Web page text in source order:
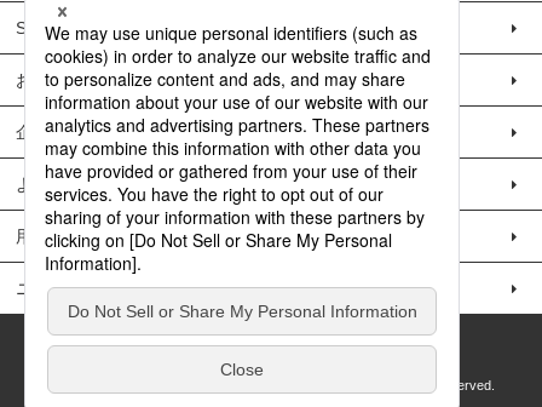
SOLUTIONの例
お問い合わせ
企業情報
よくある質問
用語集
ニュースリリース
サイトマップ プライバシーポリシー
Copyright © 2018 DOWA Electronics Materials Co., Ltd. All Rights Reserved.